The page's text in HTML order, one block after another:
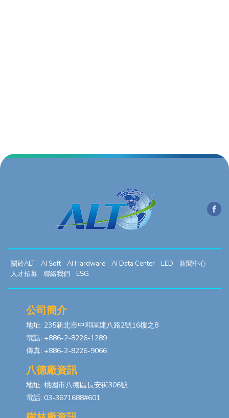
關於ALT AI Soft AI Hardware AI Data Center LED
新聞中心
人才招募
聯絡我們 ESG
公司簡介
地址: 235新北市中和區建八路2號16樓之8
電話: +886-2-8226-1289
傳真: +886-2-8226-9066
八德廠資訊
地址: 桃園市八德區長安街306號
電話: 03-3671688#601